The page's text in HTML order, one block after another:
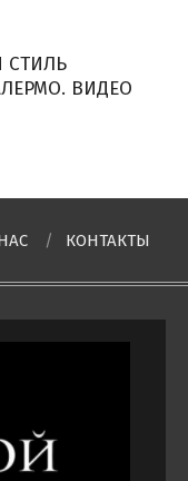
СТИЛЬ
ВИДЕО
КОНТАКТЫ